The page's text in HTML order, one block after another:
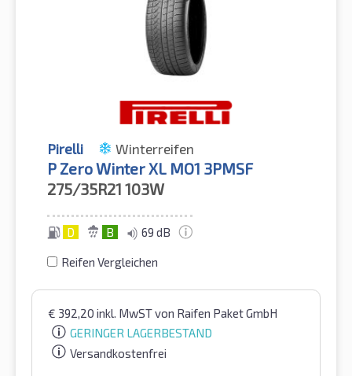
Pirelli Winterreifen
P Zero Winter XL MO1 3PMSF
275/35R21 103W
D B 69 dB
Reifen Vergleichen
€ 392,20 inkl. MwSTvon Raifen Paket GmbH
GERINGER LAGERBESTAND
Versandkostenfrei